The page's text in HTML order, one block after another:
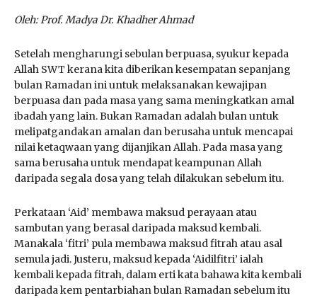
Oleh: Prof. Madya Dr. Khadher Ahmad
Setelah mengharungi sebulan berpuasa, syukur kepada
Allah SWT kerana kita diberikan kesempatan sepanjang
bulan Ramadan ini untuk melaksanakan kewajipan
berpuasa dan pada masa yang sama meningkatkan amal
ibadah yang lain. Bukan Ramadan adalah bulan untuk
melipatgandakan amalan dan berusaha untuk mencapai
nilai ketaqwaan yang dijanjikan Allah. Pada masa yang
sama berusaha untuk mendapat keampunan Allah
daripada segala dosa yang telah dilakukan sebelum itu.
Perkataan ‘Aid’ membawa maksud perayaan atau
sambutan yang berasal daripada maksud kembali.
Manakala ‘fitri’ pula membawa maksud fitrah atau asal
semula jadi. Justeru, maksud kepada ‘Aidilfitri’ ialah
kembali kepada fitrah, dalam erti kata bahawa kita kembali
daripada kem pentarbiahan bulan Ramadan sebelum itu